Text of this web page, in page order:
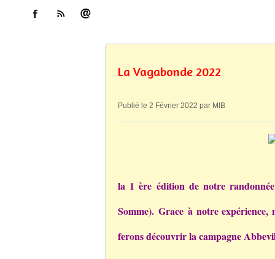
La Vagabonde 2022
Publié le 2 Février 2022 par MIB
la 1 ère édition de notre
Somme). Grace à notre expérience,
ferons découvrir la campagne